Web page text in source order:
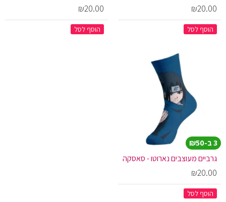
₪20.00
הוסף לסל
₪20.00
הוסף לסל
3 ב-₪50
גרביים מעוצבים נארוטו - סאסקה
₪20.00
הוסף לסל